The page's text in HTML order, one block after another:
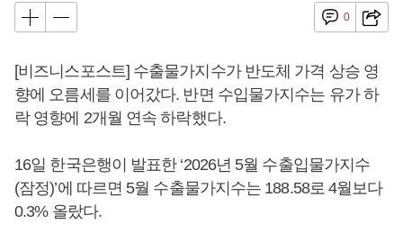
0
[비즈니스포스트] 수출물가지수가 반도체 가격 상승 영
향에 오름세를 이어갔다. 반면 수입물가지수는 유가 하
락 영향에 2개월 연속 하락했다.
16일 한국은행이 발표한 ‘2026년 5월 수출입물가지수
(잠정)’에 따르면 5월 수출물가지수는 188.58로 4월보다
0.3% 올랐다.